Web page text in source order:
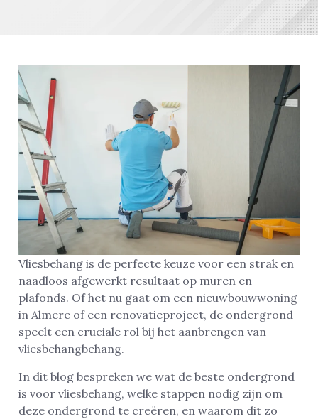
Vliesbehang is de perfecte keuze voor een strak en
naadloos afgewerkt resultaat op muren en
plafonds. Of het nu gaat om een nieuwbouwwoning
in Almere of een renovatieproject, de ondergrond
speelt een cruciale rol bij het aanbrengen van
vliesbehangbehang.
In dit blog bespreken we wat de beste ondergrond
is voor vliesbehang, welke stappen nodig zijn om
deze ondergrond te creëren, en waarom dit zo